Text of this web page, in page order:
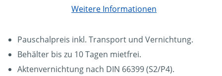
Weitere Informationen
Pauschalpreis inkl. Transport und Vernichtung.
Behälter bis zu 10 Tagen mietfrei.
Aktenvernichtung nach DIN 66399 (S2/P4).